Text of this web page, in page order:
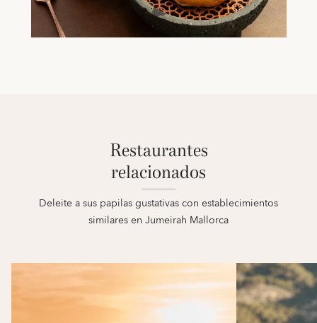
Restaurantes
relacionados
Deleite a sus papilas gustativas con establecimientos
similares en Jumeirah Mallorca